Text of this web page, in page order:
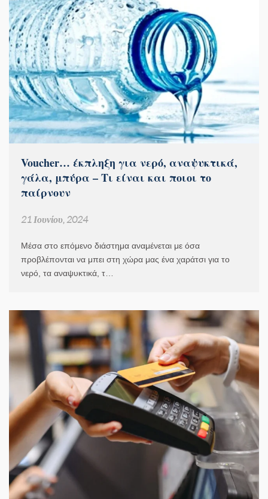
Voucher… έκπληξη για νερό, αναψυκτικά,
γάλα, μπύρα – Τι είναι και ποιοι το
παίρνουν
21 Ιουνίου, 2024
Μέσα στο επόμενο διάστημα αναμένεται με όσα
προβλέπονται να μπει στη χώρα μας ένα χαράτσι για το
νερό, τα αναψυκτικά, τ…